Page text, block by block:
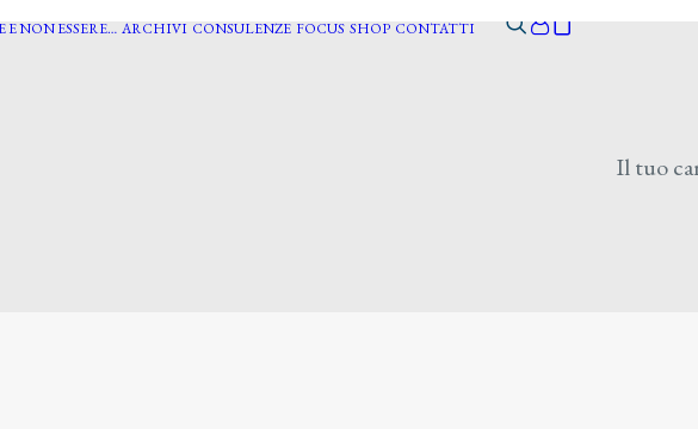
E NON ESSERE… ARCHIVI CONSULENZE FOCUS SHOP CONTATTI
Il tuo